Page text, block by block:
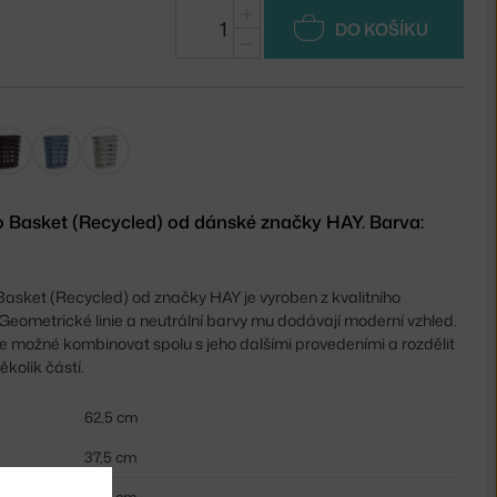
DO KOŠÍKU
(Recycled) od dánské značky HAY. Barva:
(Recycled) od značky HAY je vyroben z kvalitního
linie a neutrální barvy mu dodávají moderní vzhled.
možné kombinovat spolu s jeho dalšími provedeními a rozdělit
částí.
62,5 cm
37,5 cm